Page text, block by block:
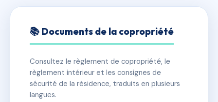
122 Vauban
✓ Immatriculée 🏠 7 lots 🏗 1 bâtiment(s)
📞 Contacter Syndic Digital
📚 Documents de la copropriété
Consultez le règlement de copropriété, le
règlement intérieur et les consignes de
sécurité de la résidence, traduits en plusieurs
langues.